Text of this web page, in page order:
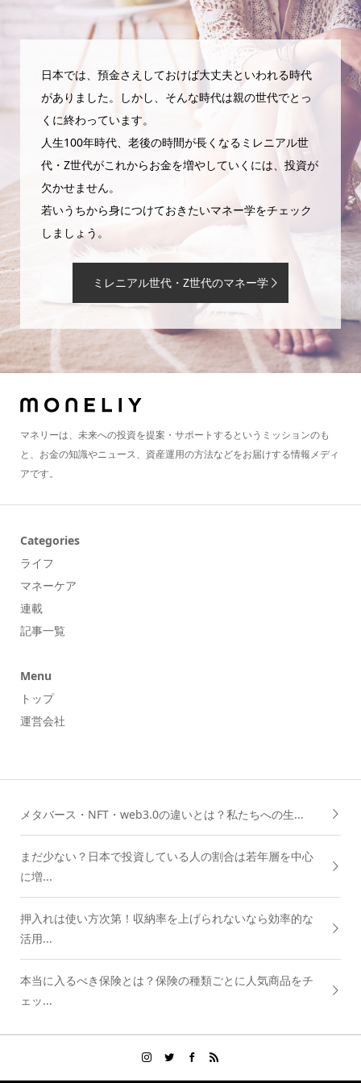
日本では、預金さえしておけば大丈夫といわれる時代
がありました。しかし、そんな時代は親の世代でとっ
くに終わっています。
人生100年時代、老後の時間が長くなるミレニアル世
代・Z世代がこれからお金を増やしていくには、投資が
欠かせません。
若いうちから身につけておきたいマネー学をチェック
しましょう。
ミレニアル世代・Z世代のマネー学
マネリーは、未来への投資を提案・サポートするというミッションのも
と、お金の知識やニュース、資産運用の方法などをお届けする情報メディ
アです。
Categories
ライフ
マネーケア
連載
記事一覧
Menu
トップ
運営会社
メタバース・NFT・web3.0の違いとは？私たちへの生...
まだ少ない？日本で投資している人の割合は若年層を中心
に増...
押入れは使い方次第！収納率を上げられないなら効率的な
活用...
本当に入るべき保険とは？保険の種類ごとに人気商品をチ
ェッ...